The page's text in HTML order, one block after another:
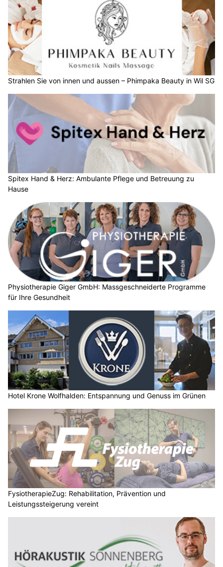
Strahlen Sie von innen und aussen – Phimpaka Beauty in Wil SG
Spitex Hand & Herz: Ambulante Pflege und Betreuung zu
Hause
Physiotherapie Giger GmbH: Massgeschneiderte Programme
für Ihre Gesundheit
Hotel Krone Wolfhalden: Entspannung und Genuss im Grünen
FysiotherapieZug: Rehabilitation, Prävention und
Leistungssteigerung vereint